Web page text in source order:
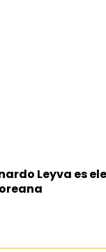
Leyva es